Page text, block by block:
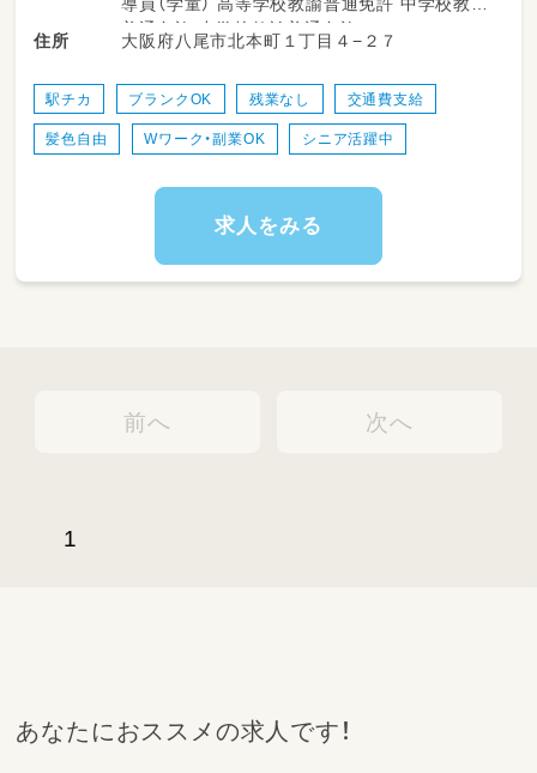
施設内の掃除、片付け ・外出・学校終了後や休校
日に一緒に遊んだり、その子に合わせた課題解
普通免許 小学校教諭普通免許
住所 大阪府八尾市北本町１丁目４−２７
駅チカ ブランクOK 残業なし 交通費支給
髪色自由 Wワーク・副業OK シニア活躍中
求人をみる
前へ
1
次へ
あなたにおススメの求人です！